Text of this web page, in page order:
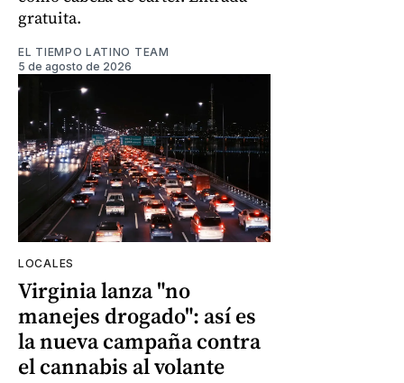
gratuita.
EL TIEMPO LATINO TEAM
5 de agosto de 2026
LOCALES
Virginia lanza "no
manejes drogado": así es
la nueva campaña contra
el cannabis al volante